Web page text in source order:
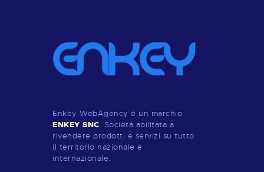
Enkey WebAgency è un marchio
ENKEY SNC. Società abilitata a
rivendere prodotti e servizi su tutto
il territorio nazionale e
internazionale.